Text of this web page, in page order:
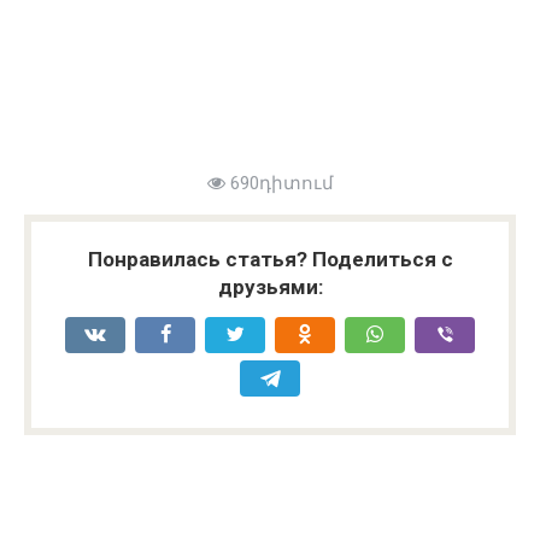
690դիտում
Понравилась статья? Поделиться с
друзьями: